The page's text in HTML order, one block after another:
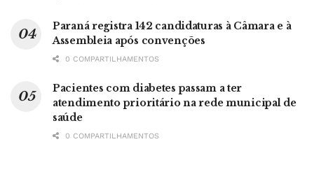
Paraná registra 142 candidaturas à Câmara e à
Assembleia após convenções
0 COMPARTILHAMENTOS
Pacientes com diabetes passam a ter
atendimento prioritário na rede municipal de
saúde
0 COMPARTILHAMENTOS